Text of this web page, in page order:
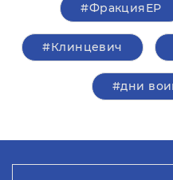
#ФракцияЕР
#Клинцевич
#дни